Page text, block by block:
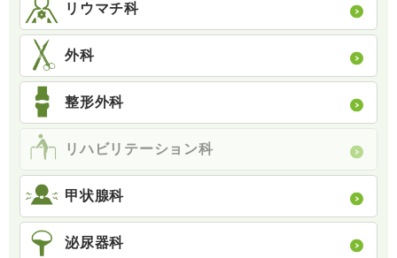
リウマチ科
外科
整形外科
リハビリテーション科
甲状腺科
泌尿器科